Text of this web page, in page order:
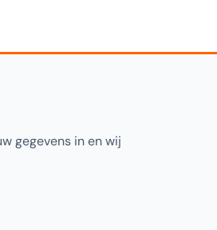
gegevens in en wij